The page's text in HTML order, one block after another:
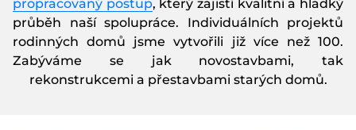
Reference
Cena
O nás
propracovaný postup, který zajistí kvalitní a hladký
průběh naší spolupráce. Individuálních projektů
rodinných domů jsme vytvořili již více než 100.
Zabýváme se jak novostavbami, tak
rekonstrukcemi a přestavbami starých domů.